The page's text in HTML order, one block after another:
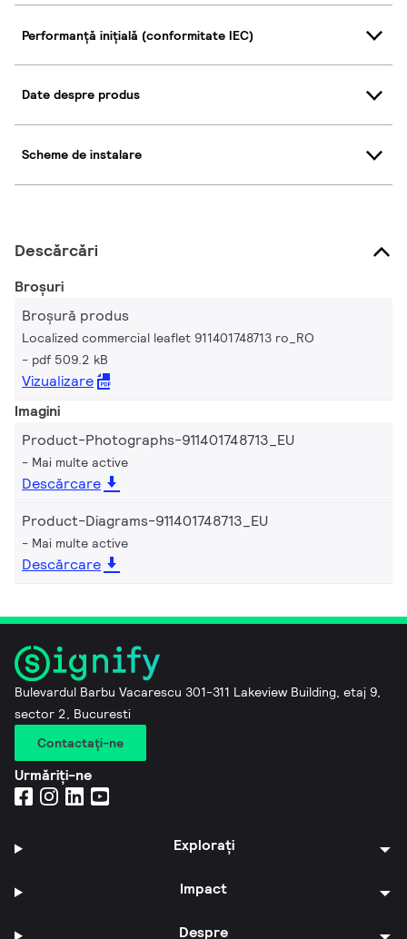
Performanță inițială (conformitate IEC)
Date despre produs
Scheme de instalare
Descărcări
Broșuri
Broșură produs
Localized commercial leaflet 911401748713 ro_RO
pdf 509.2 kB
Vizualizare
Imagini
Product-Photographs-911401748713_EU
Mai multe active
Descărcare
Product-Diagrams-911401748713_EU
Mai multe active
Descărcare
Bulevardul Barbu Vacarescu 301-311 Lakeview Building, etaj 9,
sector 2, Bucuresti
Contactaţi-ne
Urmăriți-ne
Explorați
Impact
Despre